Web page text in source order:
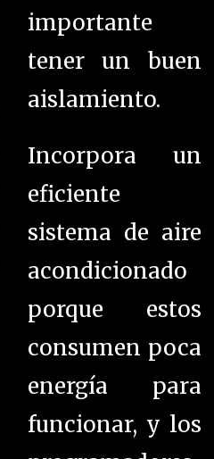
importante
tener un buen
aislamiento.
Incorpora un
eficiente
sistema de aire
acondicionado
porque estos
consumen poca
energía para
funcionar, y los